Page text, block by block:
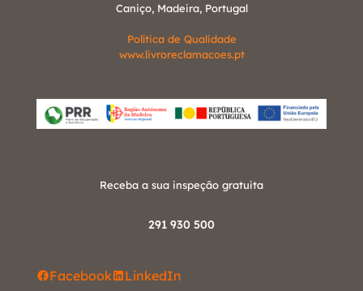
Caniço, Madeira, Portugal
Política de Qualidade
www.livroreclamacoes.pt
Receba a sua inspeção gratuita
291 930 500
Facebook LinkedIn